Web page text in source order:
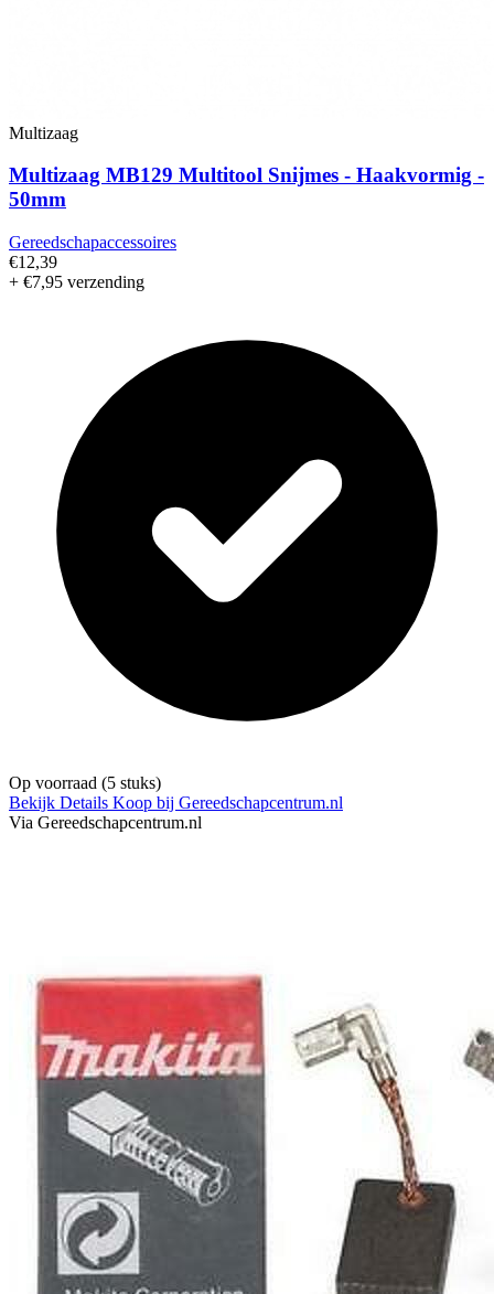
Multizaag
Multizaag MB129 Multitool Snijmes - Haakvormig -
50mm
Gereedschapaccessoires
€12,39
+ €7,95 verzending
Op voorraad (5 stuks)
Bekijk Details Koop bij Gereedschapcentrum.nl
Via Gereedschapcentrum.nl